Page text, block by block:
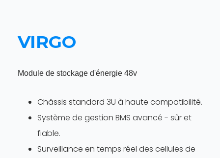
VIRGO
Module de stockage d'énergie 48v
Châssis standard 3U à haute compatibilité.
Système de gestion BMS avancé - sûr et
fiable.
Surveillance en temps réel des cellules de